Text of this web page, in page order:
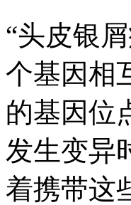
“头皮银
个基因相
的基因位
发生变异
着携带这